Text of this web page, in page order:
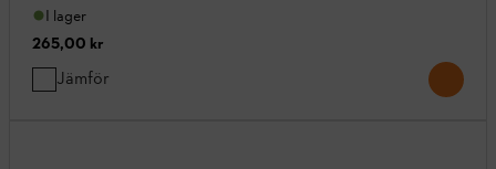
I lager
265,00 kr
Jämför